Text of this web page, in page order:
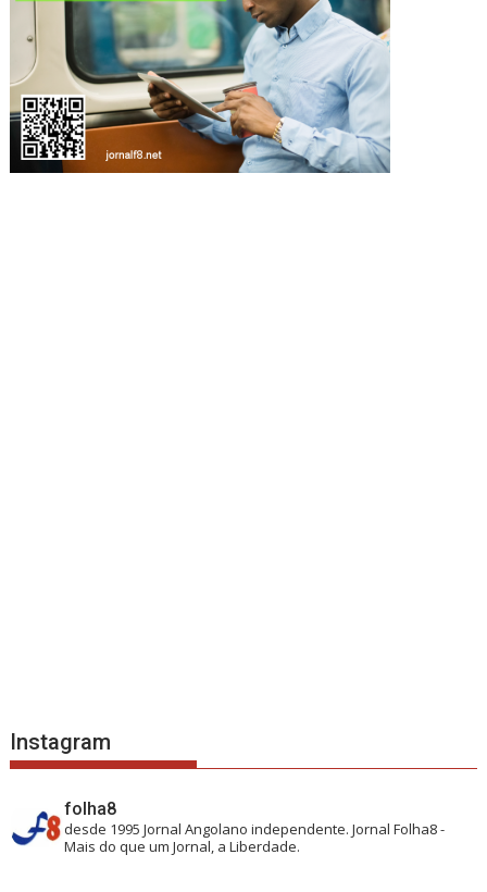
Instagram
folha8
desde 1995 Jornal Angolano independente.Jornal Folha8 -
Mais do que um Jornal, a Liberdade.